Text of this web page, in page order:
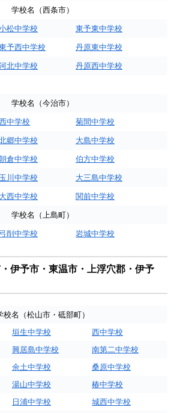
学校名（西条市）
松中学校 東予東中学校
予西中学校 丹原東中学校
北中学校 丹原西中学校
学校名（今治市）
中学校 菊間中学校
郷中学校 大島中学校
倉中学校 伯方中学校
玉川中学校 大三島中学校
大西中学校 関前中学校
学校名（上島町）
弓削中学校 岩城中学校
伊予市・東温市・上浮穴郡・伊予
校名（松山市・砥部町）
垣生中学校
西中学校
興居島中学校
南第二中学校
余土中学校
桑原中学校
湯山中学校
椿中学校
日浦中学校
城西中学校